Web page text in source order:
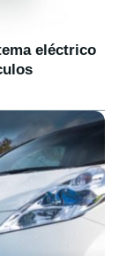
eléctrico